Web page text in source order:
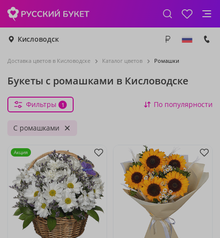
Кисловодск
Доставка цветов в Кисловодске Каталог цветов Ромашки
Букеты с ромашками в Кисловодске
Фильтры 1 По популярности
С ромашками
Акция